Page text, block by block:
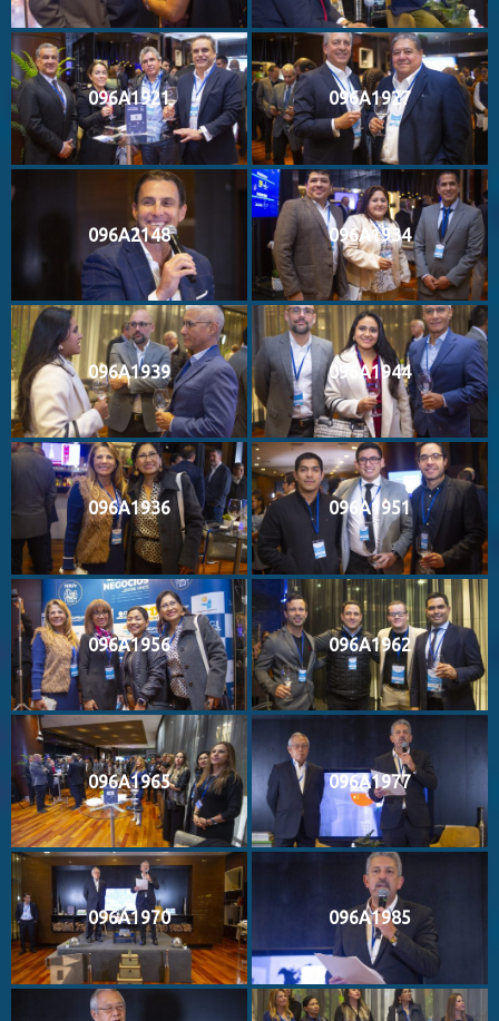
096A1921 096A1927
096A2148 096A1934
096A1939 096A1944
096A1936 096A1951
096A1956 096A1962
096A1965 096A1977
096A1970 096A1985